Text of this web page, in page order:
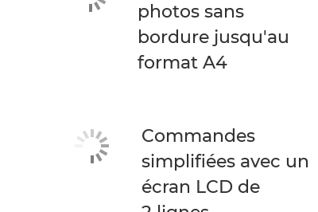
photos sans
bordure jusqu'au
format A4
Commandes
simplifiées avec un
écran LCD de